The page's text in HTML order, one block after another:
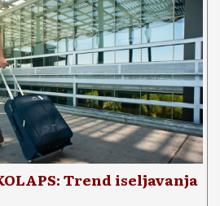
Trend iseljavanja